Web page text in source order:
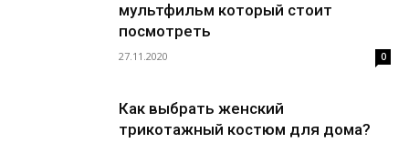
мультфильм который стоит
посмотреть
27.11.2020 0
Как выбрать женский
трикотажный костюм для дома?